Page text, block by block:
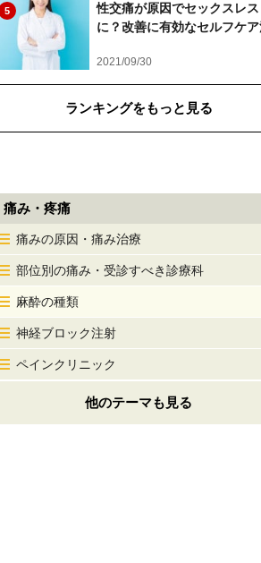
5
性交痛が原因でセックスレス
に？改善に有効なセルフケ
2021/09/30
ランキングをもっと見る
痛み・疼痛
痛みの原因・痛み治療
部位別の痛み・受診すべき診療科
麻酔の種類
神経ブロック注射
ペインクリニック
他のテーマも見る